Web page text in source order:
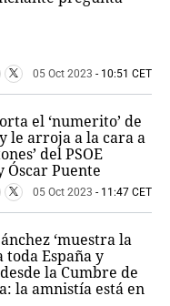
05 Oct 2023 - 10:51 CET
el ‘numerito’ de
le arroja a la cara a
del PSOE
Óscar Puente
05 Oct 2023 - 11:47 CET
‘muestra la
toda España y
la Cumbre de
la amnistía está en